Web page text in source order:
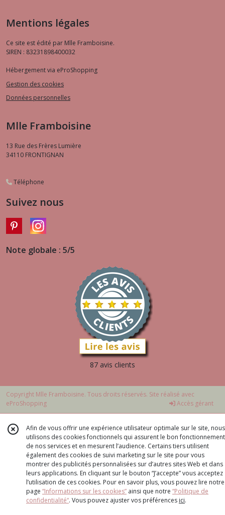
Mentions légales
Ce site est édité par Mlle Framboisine.
SIREN : 83231898400032
Hébergement via eProShopping
Gestion des cookies
Données personnelles
Mlle Framboisine
13 Rue des Frères Lumière
34110 FRONTIGNAN
Téléphone
Suivez nous
Note globale : 5/5
87 avis clients
Copyright Mlle Framboisine. Tous droits réservés. Site réalisé avec
eProShopping
Accès gérant
Afin de vous offrir une expérience utilisateur optimale sur le site, nous
utilisons des cookies fonctionnels qui assurent le bon fonctionnement
de nos services et en mesurent l’audience. Certains tiers utilisent
également des cookies de suivi marketing sur le site pour vous
montrer des publicités personnalisées sur d’autres sites Web et dans
leurs applications. En cliquant sur le bouton “J’accepte” vous acceptez
l’utilisation de ces cookies. Pour en savoir plus, vous pouvez lire notre
page “Informations sur les cookies” ainsi que notre “Politique de
confidentialité“. Vous pouvez ajuster vos préférences ici.